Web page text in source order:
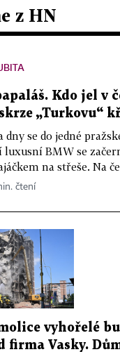
z HN
Kdo jel v
„Turkovu“
dny se do jedné
BMW se
na střeše. Na
čtení
vyhořelé
firma Vasky.